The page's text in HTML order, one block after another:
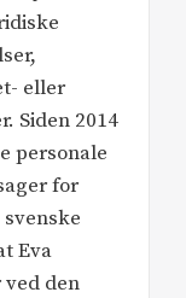
eller
Siden 2014
personale
for
Eva
ved den